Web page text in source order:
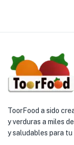
ToorFood a sido
y verduras a miles
y saludables para